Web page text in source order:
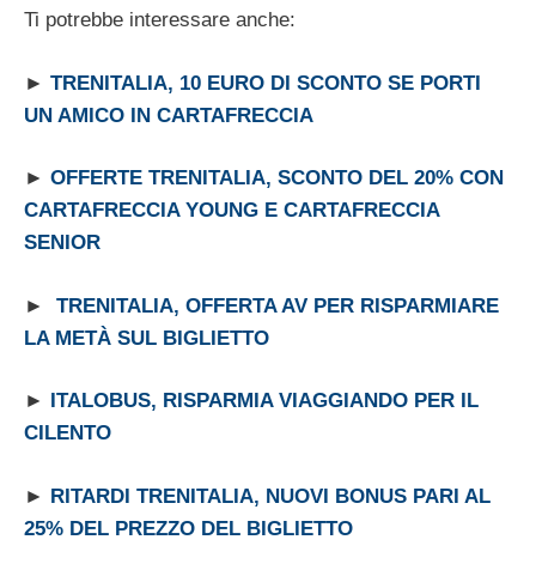
Ti potrebbe interessare anche:
► TRENITALIA, 10 EURO DI SCONTO SE PORTI
UN AMICO IN CARTAFRECCIA
► OFFERTE TRENITALIA, SCONTO DEL 20% CON
CARTAFRECCIA YOUNG E CARTAFRECCIA
SENIOR
►
TRENITALIA, OFFERTA AV PER RISPARMIARE
LA METÀ SUL BIGLIETTO
► ITALOBUS, RISPARMIA VIAGGIANDO PER IL
CILENTO
► RITARDI TRENITALIA, NUOVI BONUS PARI AL
25% DEL PREZZO DEL BIGLIETTO